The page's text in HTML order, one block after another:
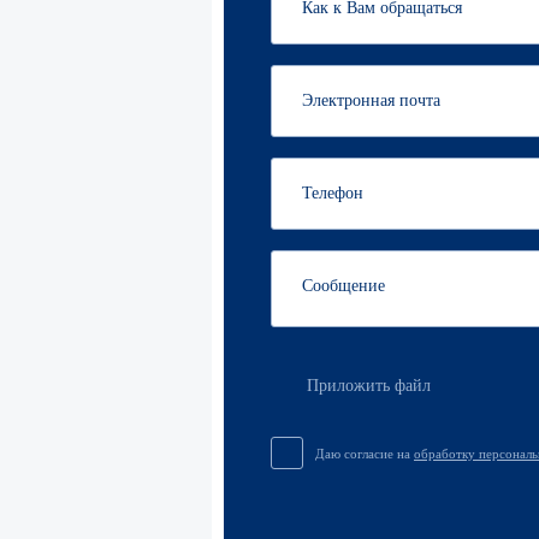
Приложить файл
Даю согласие на обработку